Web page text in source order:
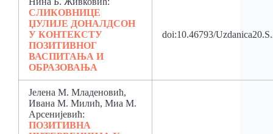
СЛИКОВНИЦЕ
ЏУЛИЈЕ ДОНАЛДСОН
У КОНТЕКСТУ
ПОЗИТИВНОГ
ВАСПИТАЊА И
ОБРАЗОВАЊА
doi:10.46793/
Јелена М. Младеновић,
Ивана М. Милић, Миа М.
Арсенијевић:
ПОЗИТИВНА